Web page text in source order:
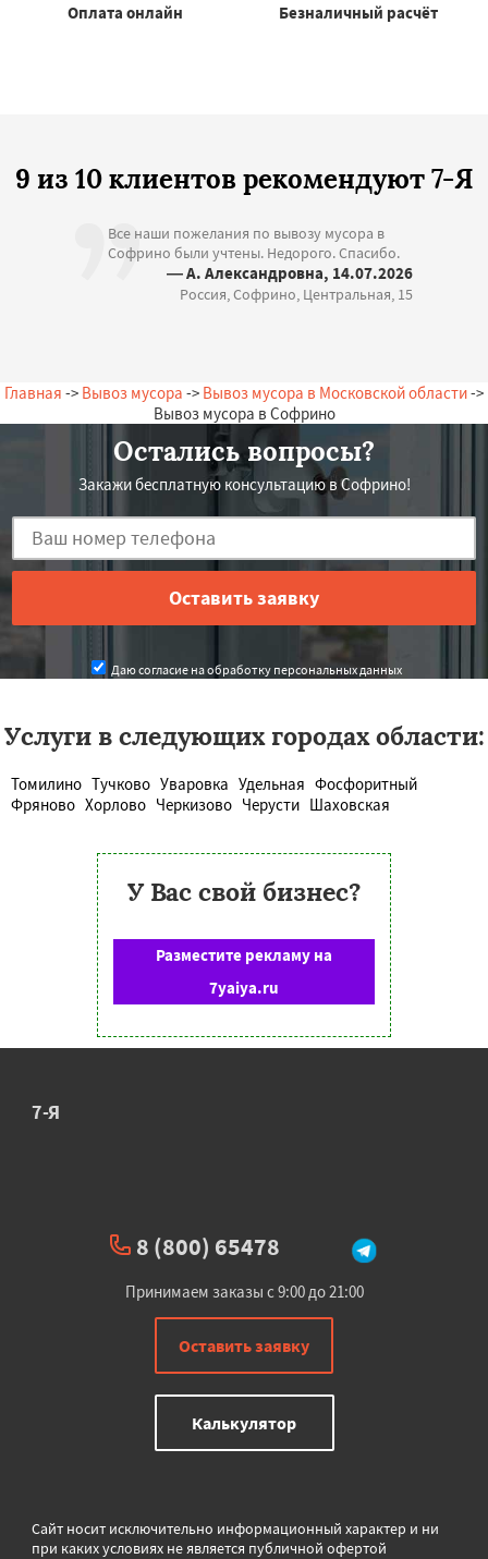
Оплата онлайн Безналичный расчёт
9 из 10 клиентов рекомендуют 7-Я
Все наши пожелания по вывозу мусора в
Софрино были учтены. Недорого. Спасибо.
— А. Александровна, 14.07.2026
Россия, Софрино, Центральная, 15
Главная -> Вывоз мусора -> Вывоз мусора в Московской области->
Вывоз мусора в Софрино
Остались вопросы?
Закажи бесплатную консультацию в Софрино!
Даю согласие на обработку персональных данных
Услуги в следующих городах области:
Томилино Тучково Уваровка Удельная Фосфоритный
Фряново Хорлово Черкизово Черусти Шаховская
У Вас свой бизнес?
Разместите рекламу на
7yaiya.ru
7-Я
8 (800) 65478
Принимаем заказы с 9:00 до 21:00
Оставить заявку
Калькулятор
Сайт носит исключительно информационный характер и ни
при каких условиях не является публичной офертой